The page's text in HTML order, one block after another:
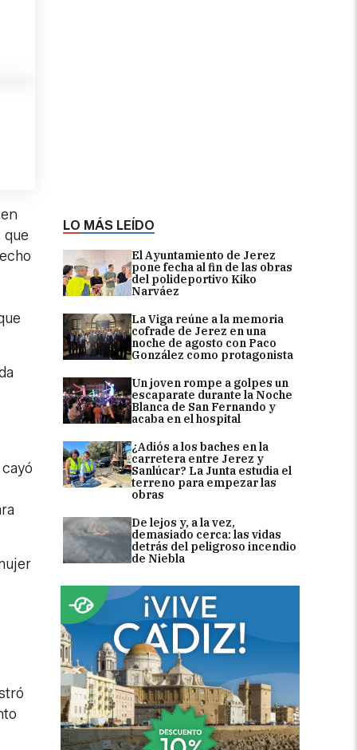
LO MÁS LEÍDO
El Ayuntamiento de Jerez
pone fecha al fin de las obras
del polideportivo Kiko
Narváez
La Viga reúne a la memoria
cofrade de Jerez en una
noche de agosto con Paco
González como protagonista
Un joven rompe a golpes un
escaparate durante la Noche
Blanca de San Fernando y
acaba en el hospital
¿Adiós a los baches en la
carretera entre Jerez y
Sanlúcar? La Junta estudia el
terreno para empezar las
obras
De lejos y, a la vez,
demasiado cerca: las vidas
detrás del peligroso incendio
de Niebla